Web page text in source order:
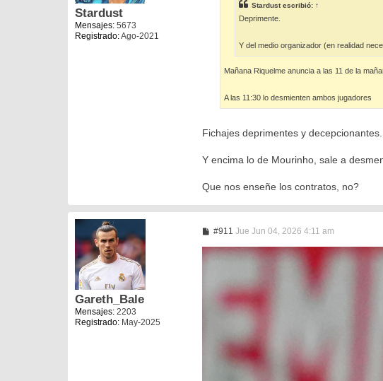
Stardust
Mensajes: 5673
Registrado:Ago-2021
Stardustescribió: ↑
Deprimente.
Y del medio organizador (en realidad
Mañana Riquelme anuncia a las 11 de la
A las 11:30 lo desmienten ambos jugadores
Fichajes deprimentes y decepcionantes.
Y encima lo de Mourinho, sale a
Que nos enseñe los contratos, no?
Gareth_Bale
Mensajes: 2203
Registrado: May-2025
#911 M
n
e
Jue Jun 04, 2026 4:11 am